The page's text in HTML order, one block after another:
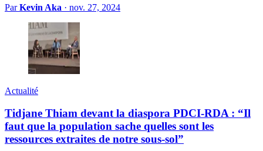
ParKevin Aka · nov. 27, 2024
Actualité
Tidjane Thiam devant la diaspora PDCI-RDA : “Il
faut que la population sache quelles sont les
ressources extraites de notre sous-sol”